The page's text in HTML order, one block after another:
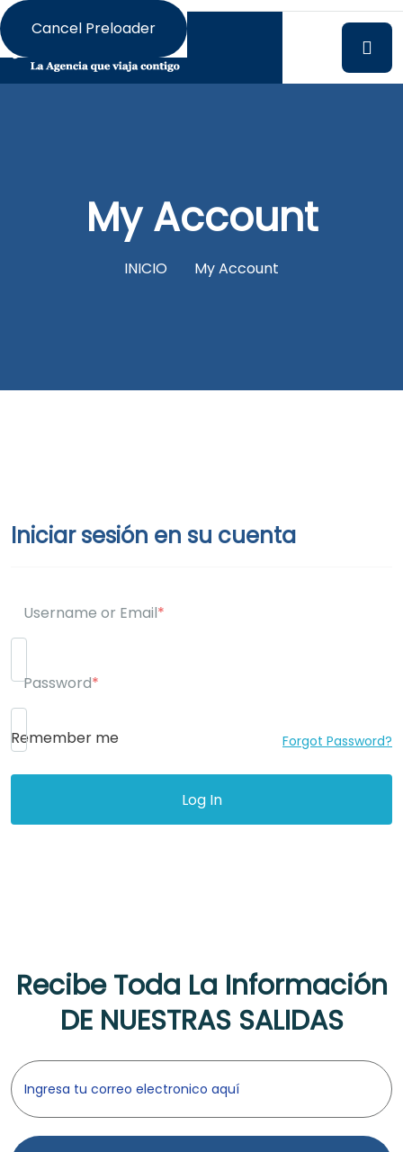
Cancel Preloader
My Account
INICIO My Account
Iniciar sesión en su cuenta
Username or Email*
Password*
Remember me Forgot Password?
Recibe Toda La Información
DE NUESTRAS SALIDAS